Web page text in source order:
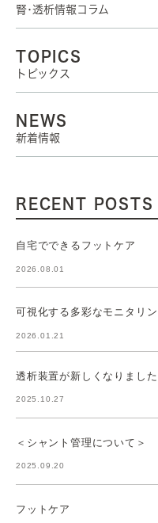
腎･透析情報コラム
TOPICS
トピックス
NEWS
新着情報
RECENT POSTS
自宅でできるフットケア
2026.08.01
可視化する多彩なモニタリ
2026.01.21
透析装置が新しくなりました
2025.10.27
＜シャント管理について＞
2025.09.20
フットケア